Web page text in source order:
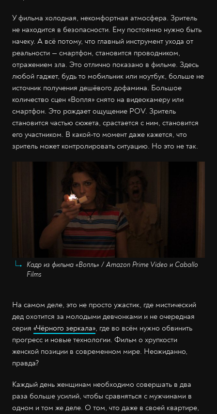
У фильма холодная, некомфортная атмосфера. Зритель
не находится в безопасности. Ему постоянно нужно быть
начеку. А всё потому, что главный инструмент ухода от
реальности — смартфон, становится проводником,
отражением зла. Это отлично показано в фильме. Здесь
любой гаджет, будь то мобильник или ноутбук, больше не
источник получения дешёвого дофамина. Большое
количество сцен «Вопля» снято на видеокамеру или
смартфон. Это рождает ощущение POV. Зритель
становится частью сюжета, срастается с ним, становится
его участником. В какой-то момент даже кажется, что
зритель может контролировать ситуацию. Но это не так.
Кадр из фильма «Вопль» / Amazon Prime Video и Caballo
Films
На самом деле, это не просто ужастик, где мистический
дед охотится за молодыми девчонками и не очередная
серия «Чёрного зеркала», где во всём нужно обвинить
прогресс и новые технологии. Фильм о хрупкости
женской позиции в современном мире. Неожиданно,
правда?
Каждый день женщинам необходимо совершать в два
раза больше усилий, чтобы сравняться с мужчинами в
одном и том же деле. О том, что даже в своей квартире,